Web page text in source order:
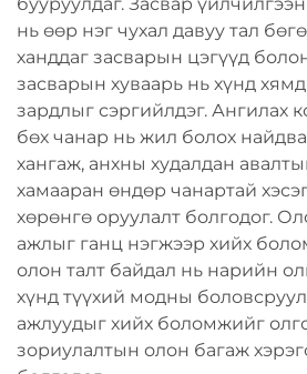
нь өөр нэг чухал давуу тал
ханддаг засварын цэгүүд
засварын хуваарь нь хүнд
зардлыг сэргийлдэг. Ангилах
бөх чанар нь жил болох
хангаж, анхны худалдан
хамааран өндөр чанартай
хөрөнгө оруулалт болгодог.
ажлыг ганц нэгжээр хийх
олон талт байдал нь нарийн
хүнд түүхий модны
ажлуудыг хийх боломжийг
зориулалтын олон багаж